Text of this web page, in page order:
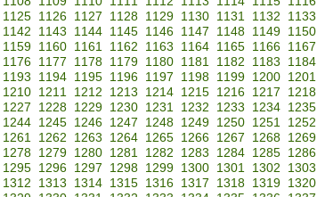
1125 1126 1127 1128 1129 1130 1131 1132 1133
1142 1143 1144 1145 1146 1147 1148 1149 1150
1159 1160 1161 1162 1163 1164 1165 1166 1167
1176 1177 1178 1179 1180 1181 1182 1183 1184
1193 1194 1195 1196 1197 1198 1199 1200 1201
1210 1211 1212 1213 1214 1215 1216 1217 1218
1227 1228 1229 1230 1231 1232 1233 1234 1235
1244 1245 1246 1247 1248 1249 1250 1251 1252
1261 1262 1263 1264 1265 1266 1267 1268 1269
1278 1279 1280 1281 1282 1283 1284 1285 1286
1295 1296 1297 1298 1299 1300 1301 1302 1303
1312 1313 1314 1315 1316 1317 1318 1319 1320